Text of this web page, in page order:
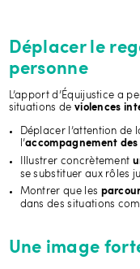
Déplacer le
personne
L’apport d’Équijustice a
situations de violences
Déplacer l’attention de
l’accompagnement des
Illustrer concrètement
se substituer aux rôles
Montrer que les
dans des situations
Une image